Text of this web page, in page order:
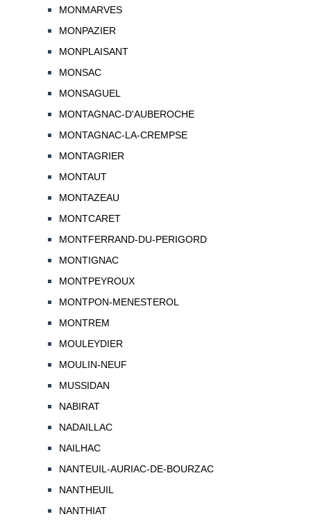
MONMARVES
MONPAZIER
MONPLAISANT
MONSAC
MONSAGUEL
MONTAGNAC-D'AUBEROCHE
MONTAGNAC-LA-CREMPSE
MONTAGRIER
MONTAUT
MONTAZEAU
MONTCARET
MONTFERRAND-DU-PERIGORD
MONTIGNAC
MONTPEYROUX
MONTPON-MENESTEROL
MONTREM
MOULEYDIER
MOULIN-NEUF
MUSSIDAN
NABIRAT
NADAILLAC
NAILHAC
NANTEUIL-AURIAC-DE-BOURZAC
NANTHEUIL
NANTHIAT